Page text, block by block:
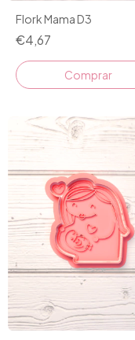
Flork Mama D3
€4,67
Comprar